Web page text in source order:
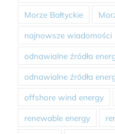
Morze Bałtyckie
najnowsze wiadomości
odnawialne źródła
odnawialne źródła
offshore wind energy
renewable energy